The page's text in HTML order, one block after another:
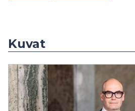
Kuvat